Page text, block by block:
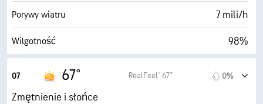
Pułap chmur 1800 stopy
Porywy wiatru 7 mili/h
Wilgotność 98%
AccuLumen Brightness Index™
07 67° RealFeel® 67° 0%
Zmętnienie i słońce